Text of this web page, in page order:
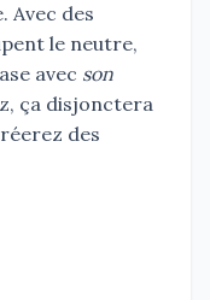
Avec des
le neutre,
avec son
ça disjonctera
des